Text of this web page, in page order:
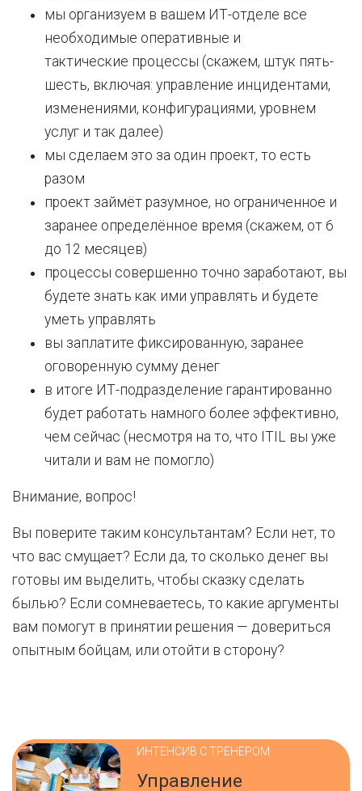
мы организуем в вашем ИТ-отделе все
необходимые оперативные и
тактические процессы (скажем, штук пять-
шесть, включая: управление инцидентами,
изменениями, конфигурациями, уровнем
услуг и так далее)
мы сделаем это за один проект, то есть
разом
проект займёт разумное, но ограниченное и
заранее определённое время (скажем, от 6
до 12 месяцев)
процессы совершенно точно заработают, вы
будете знать как ими управлять и будете
уметь управлять
вы заплатите фиксированную, заранее
оговоренную сумму денег
в итоге ИТ-подразделение гарантированно
будет работать намного более эффективно,
чем сейчас (несмотря на то, что ITIL вы уже
читали и вам не помогло)
Внимание, вопрос!
Вы поверите таким консультантам? Если нет, то
что вас смущает? Если да, то сколько денег вы
готовы им выделить, чтобы сказку сделать
былью? Если сомневаетесь, то какие аргументы
вам помогут в принятии решения — довериться
опытным бойцам, или отойти в сторону?
ИНТЕНСИВ С ТРЕНЕРОМ
Управление